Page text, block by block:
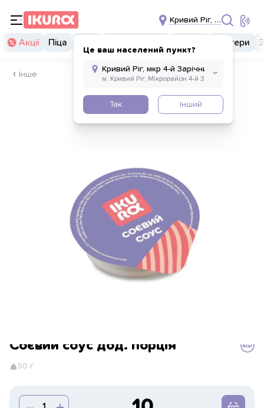
Кривий Ріг, мкр 4-й
Це ваш населений пункт?
Так Інший
Акції Піца Бургери
Інше
Соєвий соус дод. порція
50 г